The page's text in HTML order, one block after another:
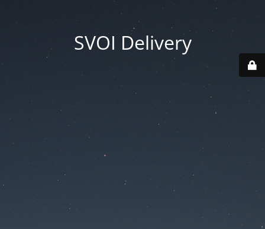
SVOI Delivery